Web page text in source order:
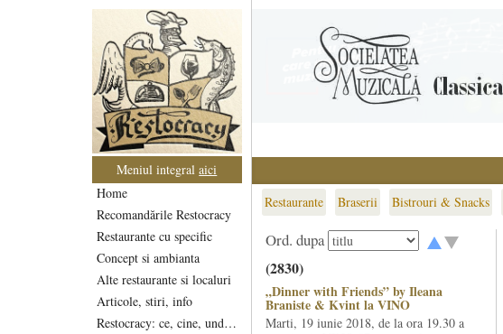
Meniul integralaici
Home
Recomandările Restocracy
Restaurante cu specific
Concept si ambianta
Alte restaurante si localuri
Articole, stiri, info
Restocracy: ce, cine, unde...
Restaurante Braserii Bistrouri & Snacks
Ord. dupa
(2830)
„Dinner with Friends” by Ileana
Braniste & Kvint la VINO
Marti, 19 iunie 2018, de la ora 19.30 a